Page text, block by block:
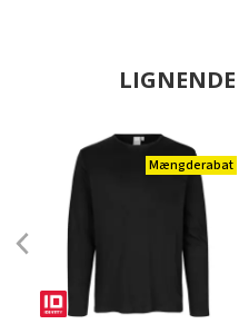
Mængderabat